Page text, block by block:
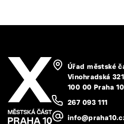
Úřad městské
Vinohradská
100 00 Praha 10
267 093 111